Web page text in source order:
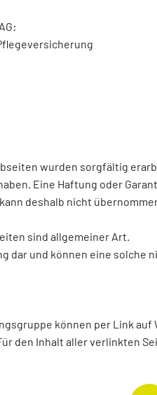
wurden sorgfältig
Eine Haftung oder
deshalb nicht
sind allgemeiner Art.
dar und können eine solche
können per Link
den Inhalt aller verlinkten